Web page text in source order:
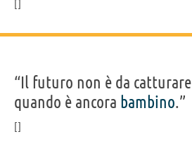
“Il futuro non è da catturare
quando è ancora bambino.”